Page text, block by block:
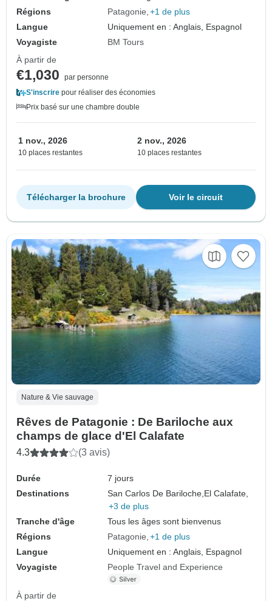
Régions
Patagonie +1 de plus
Langue
Uniquement en : Anglais, Espagnol
Voyagiste
BM Tours
À partir de
€1,030
par personne
S'inscrire pour réaliser des économies
Prix basé sur une chambre double
1 nov., 2026
10 places restantes
2 nov., 2026
10 places restantes
Voir le circuit
Télécharger la brochure
Nature & Vie sauvage
Rêves de Patagonie : De Bariloche aux
champs de glace d'El Calafate
4.3 (3 avis)
Durée
7 jours
Destinations
San Carlos De Bariloche, El Calafate,
+3 de plus
Tranche d'âge
Tous les âges sont bienvenus
Régions
Patagonie +1 de plus
Langue
Uniquement en : Anglais, Espagnol
Voyagiste
People Travel and Experience
À partir de